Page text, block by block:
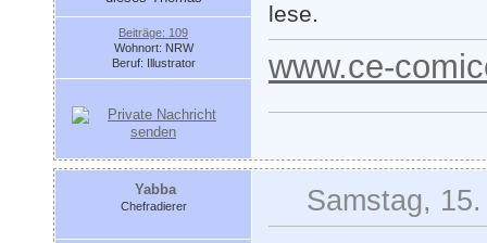
Beiträge: 109
Wohnort: NRW
Beruf: Illustrator
lese.
www.ce-
Yabba
Chefradierer Samstag,